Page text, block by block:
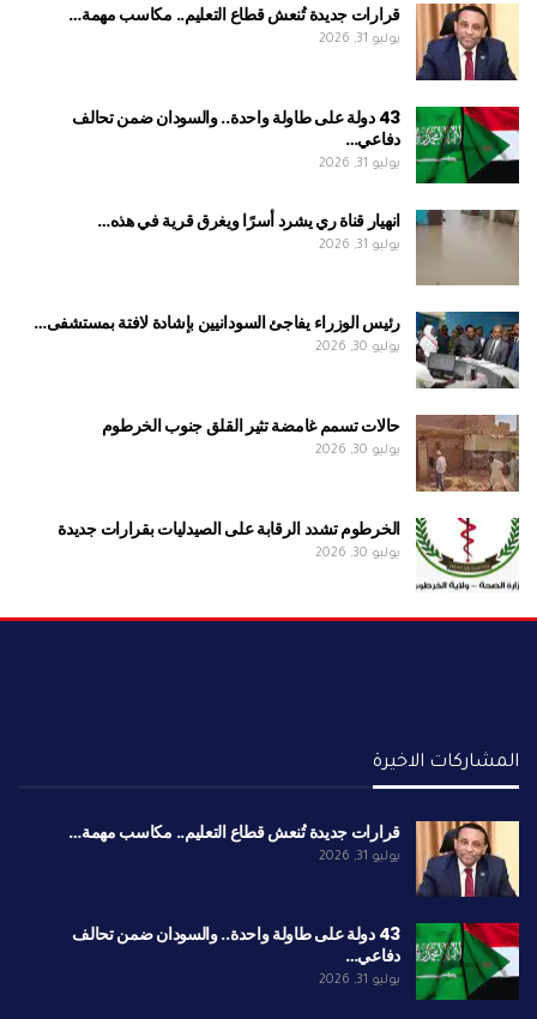
قرارات جديدة تُنعش قطاع التعليم.. مكاسب مهمة…
يوليو 31, 2026
43 دولة على طاولة واحدة.. والسودان ضمن تحالف
دفاعي…
يوليو 31, 2026
انهيار قناة ري يشرد أسرًا ويغرق قرية في هذه…
يوليو 31, 2026
رئيس الوزراء يفاجئ السودانيين بإشادة لافتة بمستشفى…
يوليو 30, 2026
حالات تسمم غامضة تثير القلق جنوب الخرطوم
يوليو 30, 2026
الخرطوم تشدد الرقابة على الصيدليات بقرارات جديدة
يوليو 30, 2026
المشاركات الاخيرة
قرارات جديدة تُنعش قطاع التعليم.. مكاسب مهمة…
يوليو 31, 2026
43 دولة على طاولة واحدة.. والسودان ضمن تحالف
دفاعي…
يوليو 31, 2026